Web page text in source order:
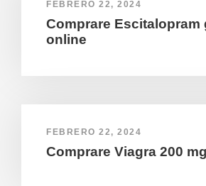
FEBRERO 22, 2024
Comprare Escitalopram
online
FEBRERO 22, 2024
Comprare Viagra 200